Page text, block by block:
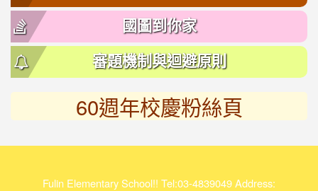
國圖到你家
審題機制與迴避原則
60週年校慶粉絲頁
to
Fulin Elementary School!! Tel:03-4839049 Address: